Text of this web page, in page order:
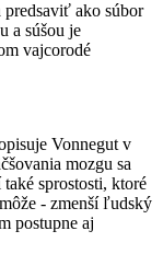
ako súbor
a súšou je
vajcorodé
Vonnegut v
mozgu sa
sprostosti, ktoré
- zmenší ľudský
postupne aj